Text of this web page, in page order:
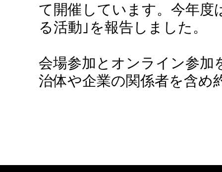
て開催しています。今年度
る活動｣を報告しました。
会場参加とオンライン参加
治体や企業の関係者を含め